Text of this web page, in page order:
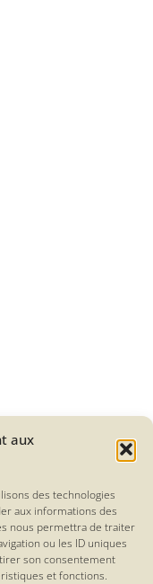
aux
des technologies
aux informations des
nous permettra de traiter
ou les ID uniques
son consentement
et fonctions.